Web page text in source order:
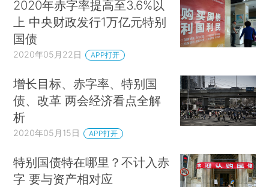
2020年赤字率提高至3.6%以
上 中央财政发行1万亿元特别
国债
2020年05月22日 APP打开
增长目标、赤字率、特别国
债、改革 两会经济看点全解
析
2020年05月15日 APP打开
特别国债特在哪里？不计入赤
字 要与资产相对应